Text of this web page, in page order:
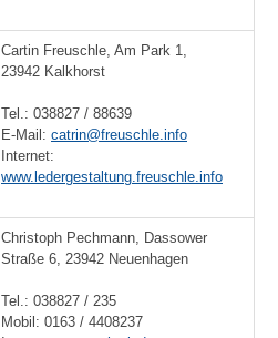
Cartin Freuschle, Am Park 1,
23942 Kalkhorst
Tel.: 038827 / 88639
E-Mail: catrin@freuschle.info
Internet:
www.ledergestaltung.freuschle.info
Christoph Pechmann, Dassower
Straße 6, 23942 Neuenhagen
Tel.: 038827 / 235
Mobil: 0163 / 4408237